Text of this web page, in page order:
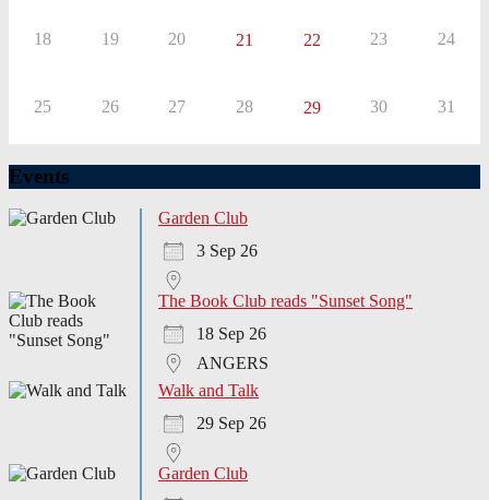
18 19 20 21 22 23 24
25 26 27 28 29 30 31
Events
Garden Club
3 Sep 26
The Book Club reads "Sunset Song"
18 Sep 26
ANGERS
Walk and Talk
29 Sep 26
Garden Club